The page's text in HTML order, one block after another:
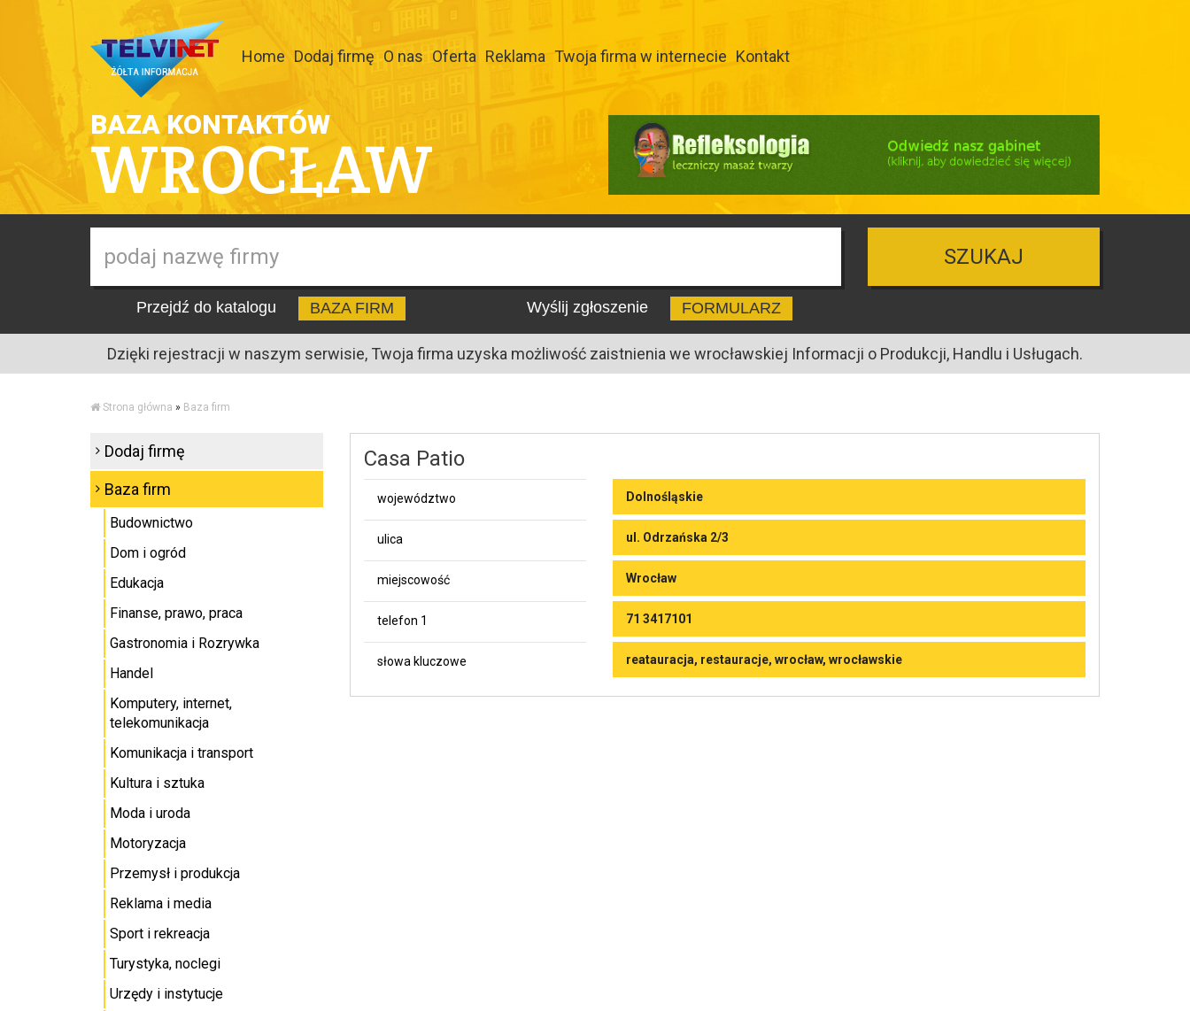
Home Dodaj firmę O nas Oferta Reklama Twoja firma w internecie Kontakt
BAZA KONTAKTÓW
WROCŁAW
SZUKAJ
Przejdź do katalogu BAZA FIRM Wyślij zgłoszenie FORMULARZ
Dzięki rejestracji w naszym serwisie, Twoja firma uzyska możliwość zaistnienia we wrocławskiej Informacji o Produkcji, Handlu i Usługach.
Strona główna » Baza firm
Casa Patio
województwo Dolnośląskie
ulica ul. Odrzańska 2/3
miejscowość Wrocław
telefon 1 71 3417101
słowa kluczowe reatauracja, restauracje, wrocław, wrocławskie
Dodaj firmę
Baza firm
Budownictwo
Dom i ogród
Edukacja
Finanse, prawo, praca
Gastronomia i Rozrywka
Handel
Komputery, internet,
telekomunikacja
Komunikacja i transport
Kultura i sztuka
Moda i uroda
Motoryzacja
Przemysł i produkcja
Reklama i media
Sport i rekreacja
Turystyka, noclegi
Urzędy i instytucje